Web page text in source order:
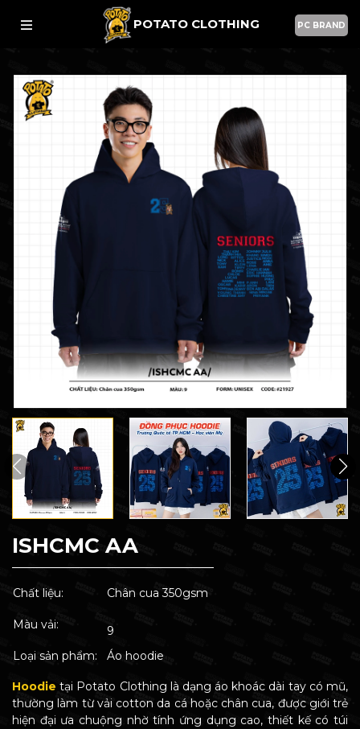
POTATO CLOTHING PC BRAND
ISHCMC AA
Chất liệu: Chân cua 350gsm
Màu vải:
9
Loại sản phẩm:
Áo hoodie
Hoodie tại Potato Clothing là dạng áo khoác dài tay có mũ,
thường làm từ vải cotton da cá hoặc chân cua, được giới trẻ
hiện đại ưa chuộng nhờ tính ứng dụng cao, thiết kế có túi